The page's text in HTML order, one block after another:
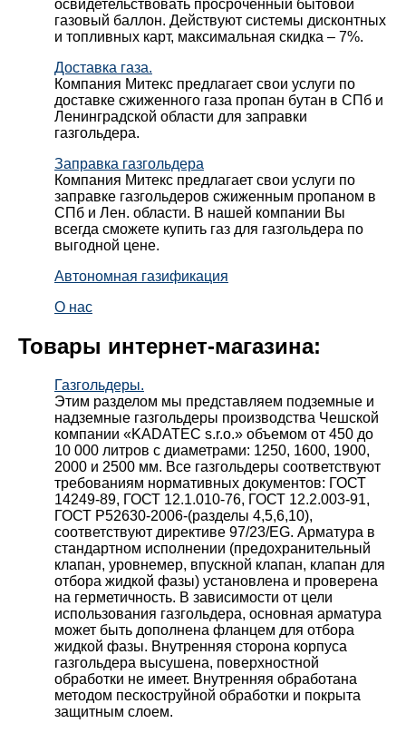
освидетельствовать просроченный бытовой
газовый баллон. Действуют системы дисконтных
и топливных карт, максимальная скидка – 7%.
Доставка газа.
Компания Митекс предлагает свои услуги по
доставке сжиженного газа пропан бутан в СПб и
Ленинградской области для заправки
газгольдера.
Заправка газгольдера
Компания Митекс предлагает свои услуги по
заправке газгольдеров сжиженным пропаном в
СПб и Лен. области. В нашей компании Вы
всегда сможете купить газ для газгольдера по
выгодной цене.
Автономная газификация
О нас
Товары интернет-магазина:
Газгольдеры.
Этим разделом мы представляем подземные и
надземные газгольдеры производства Чешской
компании «KADATEC s.r.o.» объемом от 450 до
10 000 литров с диаметрами: 1250, 1600, 1900,
2000 и 2500 мм. Все газгольдеры соответствуют
требованиям нормативных документов: ГОСТ
14249-89, ГОСТ 12.1.010-76, ГОСТ 12.2.003-91,
ГОСТ Р52630-2006-(разделы 4,5,6,10),
соответствуют директиве 97/23/EG. Арматура в
стандартном исполнении (предохранительный
клапан, уровнемер, впускной клапан, клапан для
отбора жидкой фазы) установлена и проверена
на герметичность. В зависимости от цели
использования газгольдера, основная арматура
может быть дополнена фланцем для отбора
жидкой фазы. Внутренняя сторона корпуса
газгольдера высушена, поверхностной
обработки не имеет. Внутренняя обработана
методом пескоструйной обработки и покрыта
защитным слоем.